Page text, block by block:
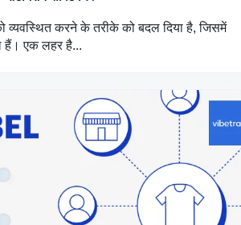
व्यवस्थित करने के तरीके को बदल दिया है, जिसमें
हैं। एक लहर है...